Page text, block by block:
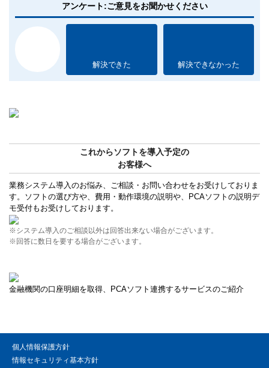
アンケート:ご意見をお聞かせください
解決できた 解決できなかった
これからソフトを導入予定の
お客様へ
業務システム導入のお悩み、ご相談・お問い合わせをお受けしておりま
す。ソフトの選び方や、費用・動作環境の説明や、PCAソフトの説明デ
モ受付もお受けしております。
※システム導入のご相談以外は回答出来ない場合がございます。
※回答に数日を要する場合がございます。
金融機関の口座明細を取得、PCAソフト連携するサービスのご紹介
個人情報保護方針
情報セキュリティ基本方針